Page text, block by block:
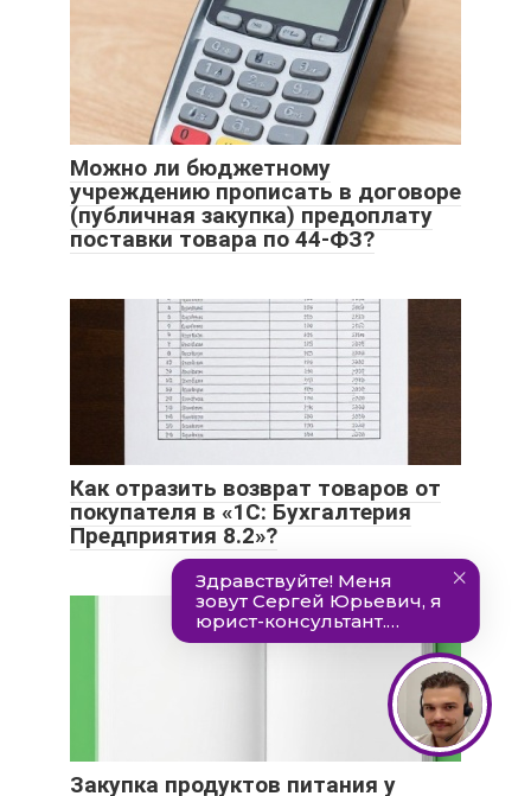
Можно ли бюджетному
учреждению прописать в договоре
(публичная закупка) предоплату
поставки товара по 44-ФЗ?
Как отразить возврат товаров от
покупателя в «1С: Бухгалтерия
Предприятия 8.2»?
Закупка продуктов питания у